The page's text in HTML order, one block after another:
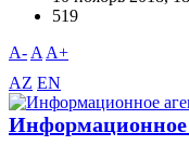
519
A- A A+
AZ EN
Информационное